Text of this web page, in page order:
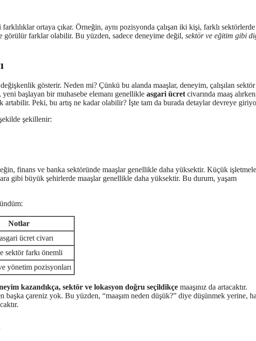
ortaya çıkar. Örneğin, aynı pozisyonda çalışan iki kişi, farklı
görülür farklar olabilir. Bu yüzden, sadece deneyime değil, sektör ve eğitim gibi
gösterir. Neden mi? Çünkü bu alanda maaşlar, deneyim, çalışılan
başlayan bir muhasebe elemanı genellikle asgari ücretcivarında maaş
artabilir. Peki, bu artış ne kadar olabilir? İşte tam da burada detaylar devreye
şekillenir:
finans ve banka sektöründe maaşlar genellikle daha yüksektir. Küçük
gibi büyük şehirlerde maaşlar genellikle daha yüksektir. Bu durum, yaşam
Notlar
ücret civarı
sektör farkı önemli
yönetim pozisyonları
kazandıkça, sektör ve lokasyon doğru seçildikçe maaşınız da artacaktır.
çareniz yok. Bu yüzden, “maaşım neden düşük?” diye düşünmek yerine,